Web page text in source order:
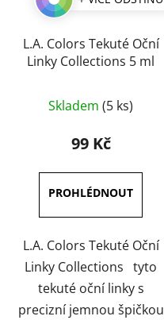
L.A. Colors Tekuté Oční
Linky Collections 5 ml
hodnocení
produktu
5,0
z
5
hvězdiček.
Skladem (5 ks)
99 Kč
L.A. Colors Tekuté Oční
Linky Collections tyto
tekuté oční linky s
precizní jemnou špičkou